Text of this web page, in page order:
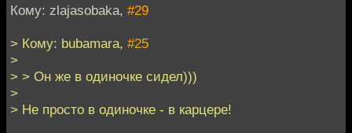
Кому: zlajasobaka, #29
> Кому: bubamara, #25
>
> > Он же в одиночке сидел)))
>
> Не просто в одиночке - в карцере!